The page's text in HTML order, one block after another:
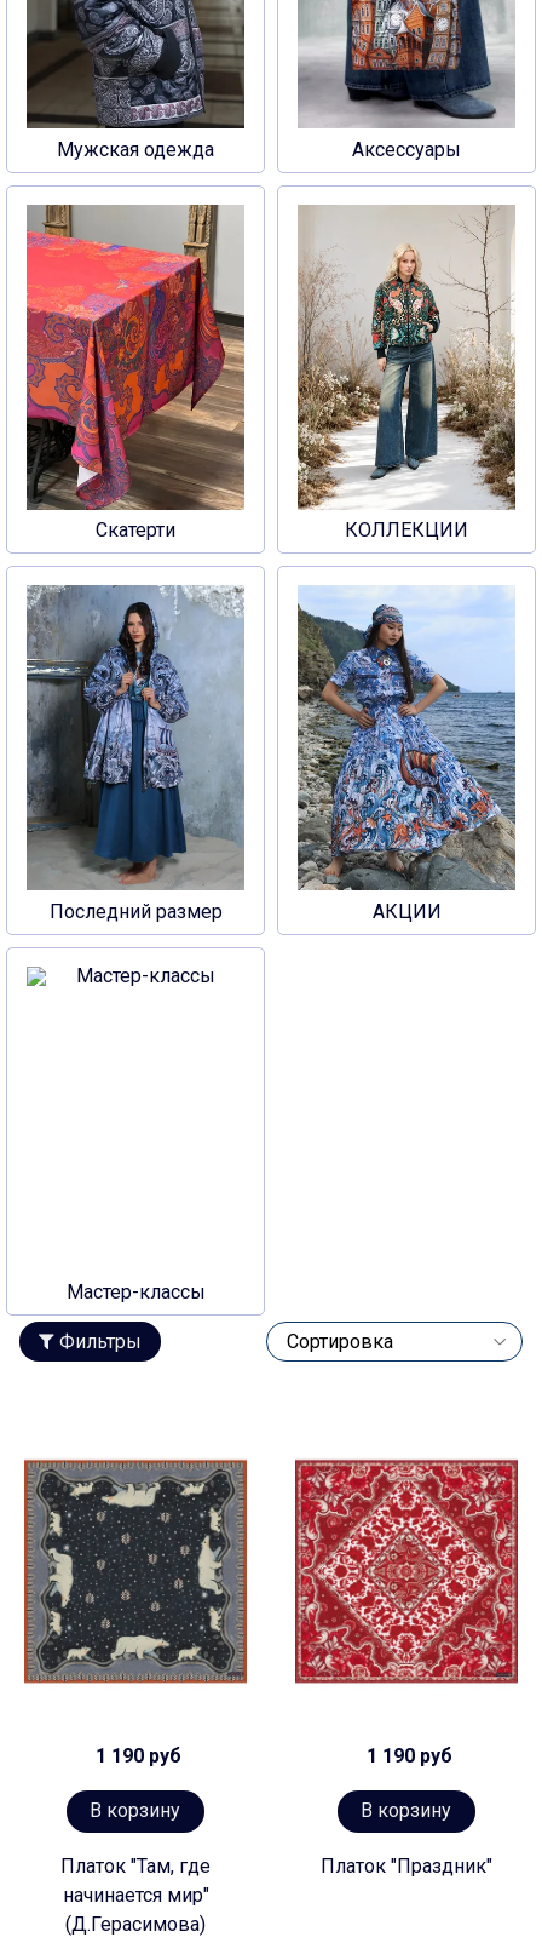
Мужская одежда Аксессуары
Скатерти КОЛЛЕКЦИИ
Последний размер АКЦИИ
Мастер-классы
Фильтры
1 190 руб
В корзину
Платок "Там, где
начинается мир"
(Д.Герасимова)
1 190 руб
В корзину
Платок "Праздник"